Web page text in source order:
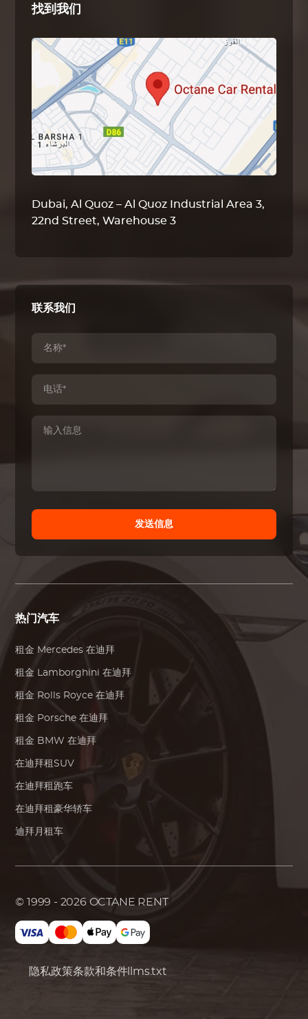
找到我们
Dubai, Al Quoz – Al Quoz Industrial Area 3,
22nd Street, Warehouse 3
联系我们
发送信息
热门汽车
租金 Mercedes 在迪拜
租金 Lamborghini 在迪拜
租金 Rolls Royce 在迪拜
租金 Porsche 在迪拜
租金 BMW 在迪拜
在迪拜租SUV
在迪拜租跑车
在迪拜租豪华轿车
迪拜月租车
© 1999 - 2026 OCTANE RENT
隐私政策条款和条件llms.txt